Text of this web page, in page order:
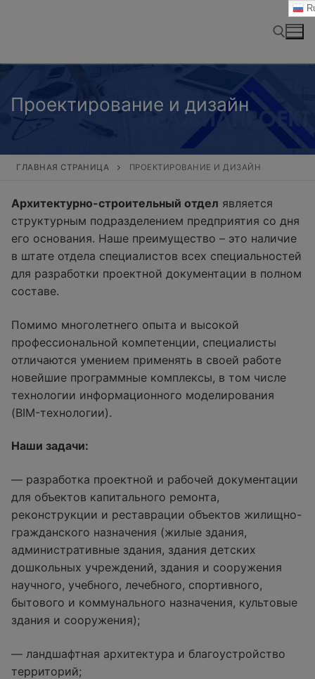
Проектирование и дизайн
ГЛАВНАЯ СТРАНИЦА ПРОЕКТИРОВАНИЕ И ДИЗАЙН
Архитектурно-строительный отдел является
структурным подразделением предприятия со дня
его основания. Наше преимущество – это наличие
в штате отдела специалистов всех специальностей
для разработки проектной документации в полном
составе.
Помимо многолетнего опыта и высокой
профессиональной компетенции, специалисты
отличаются умением применять в своей работе
новейшие программные комплексы, в том числе
технологии информационного моделирования
(BIM-технологии).
Наши задачи:
— разработка проектной и рабочей документации
для объектов капитального ремонта,
реконструкции и реставрации объектов жилищно-
гражданского назначения (жилые здания,
административные здания, здания детских
дошкольных учреждений, здания и сооружения
научного, учебного, лечебного, спортивного,
бытового и коммунального назначения, культовые
здания и сооружения);
— ландшафтная архитектура и благоустройство
территорий;